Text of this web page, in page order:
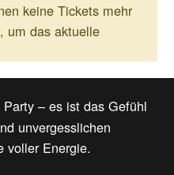
keine Tickets mehr
um das aktuelle
– es ist das Gefühl
unvergesslichen
voller Energie.